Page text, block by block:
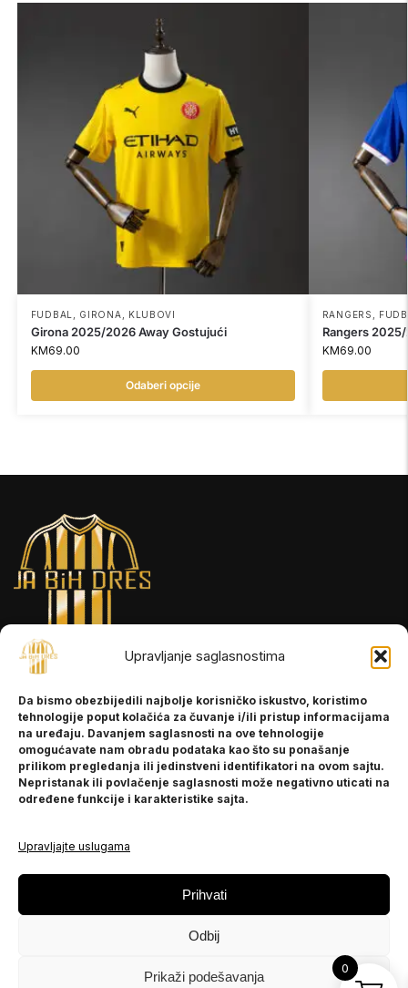
Upravljanje saglasnostima
Da bismo obezbijedili najbolje korisničko iskustvo, koristimo
tehnologije poput kolačića za čuvanje i/ili pristup informacijama
na uređaju. Davanjem saglasnosti na ove tehnologije
omogućavate nam obradu podataka kao što su ponašanje
prilikom pregledanja ili jedinstveni identifikatori na ovom sajtu.
Nepristanak ili povlačenje saglasnosti može negativno uticati na
određene funkcije i karakteristike sajta.
Upravljajte uslugama
Prihvati
Odbij
Prikaži podešavanja
FUDBAL GIRONA KLUBOVI
Girona 2025/2026 Away Gostujući
KM69.00
Odaberi opcije
RANGERS
Rangers
KM69.00
INFORMACIJE
O nama
Kontakt
POMOĆ
Politika privatnosti
PRATITE NAS
Instagram
0